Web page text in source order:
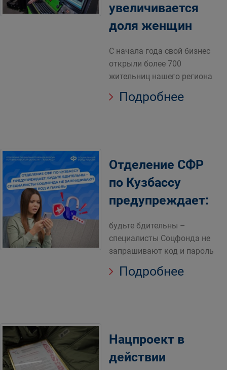
увеличивается
доля женщин
С начала года свой бизнес
открыли более 700
жительниц нашего региона
Подробнее
Отделение СФР
по Кузбассу
предупреждает:
будьте бдительны –
специалисты Соцфонда не
запрашивают код и пароль
Подробнее
Нацпроект в
действии